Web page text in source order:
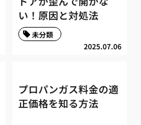
い！原因と対処法
2025.07.06
未分類
プロパンガス料金の適
正価格を知る方法